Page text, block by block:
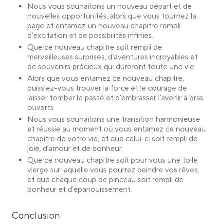
Nous vous souhaitons un nouveau départ et de
nouvelles opportunités, alors que vous tournez la
page et entamez un nouveau chapitre rempli
d’excitation et de possibilités infinies.
Que ce nouveau chapitre soit rempli de
merveilleuses surprises, d’aventures incroyables et
de souvenirs précieux qui dureront toute une vie.
Alors que vous entamez ce nouveau chapitre,
puissiez-vous trouver la force et le courage de
laisser tomber le passé et d’embrasser l’avenir à bras
ouverts.
Nous vous souhaitons une transition harmonieuse
et réussie au moment où vous entamez ce nouveau
chapitre de votre vie, et que celui-ci soit rempli de
joie, d’amour et de bonheur.
Que ce nouveau chapitre soit pour vous une toile
vierge sur laquelle vous pourrez peindre vos rêves,
et que chaque coup de pinceau soit rempli de
bonheur et d’épanouissement.
Conclusion